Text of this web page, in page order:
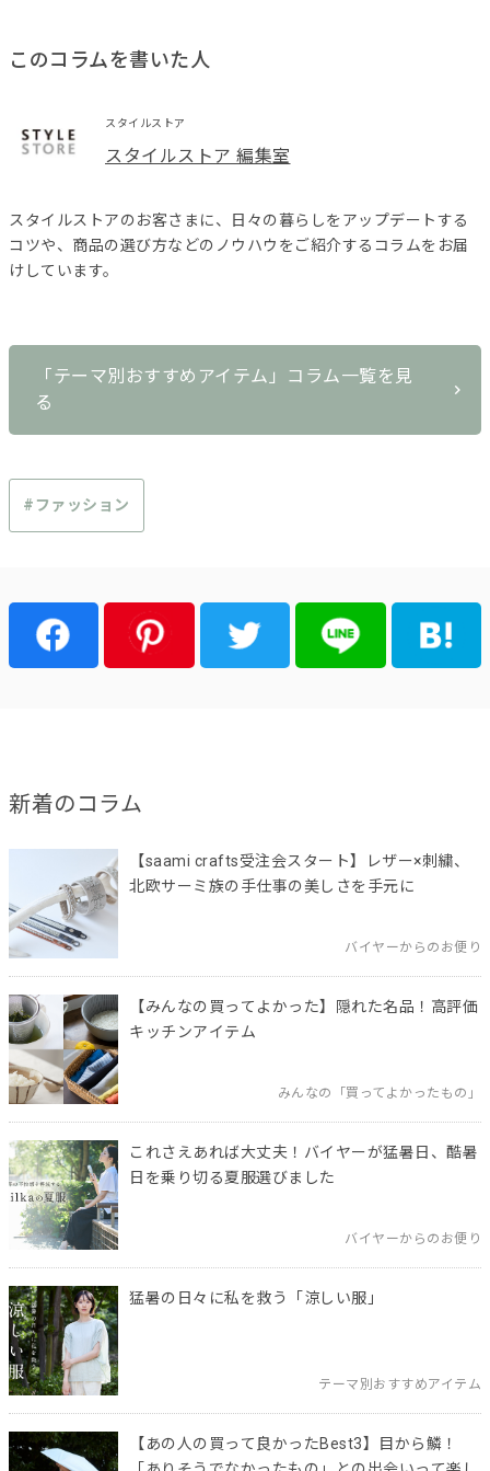
このコラムを書いた人
スタイルストア
スタイルストア 編集室
スタイルストアのお客さまに、日々の暮らしをアップデートする
コツや、商品の選び方などのノウハウをご紹介するコラムをお届
けしています。
#ファッション
「テーマ別おすすめアイテム」コラム一覧を見
る
新着のコラム
【saami crafts受注会スタート】レザー×刺繍、
北欧サーミ族の手仕事の美しさを手元に
バイヤーからのお便り
【みんなの買ってよかった】隠れた名品！高評価
キッチンアイテム
みんなの「買ってよかったもの」
これさえあれば大丈夫！バイヤーが猛暑日、酷暑
日を乗り切る夏服選びました
バイヤーからのお便り
猛暑の日々に私を救う「涼しい服」
テーマ別おすすめアイテム
【あの人の買って良かったBest3】目から鱗！